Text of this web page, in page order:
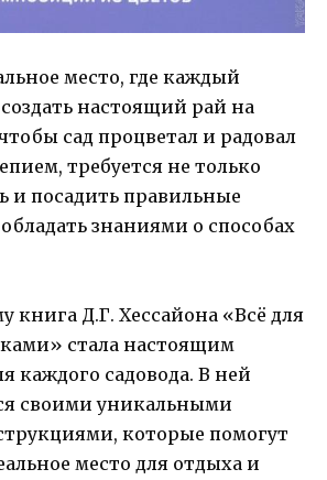
место, где каждый
настоящий рай на
сад процветал и радовал
требуется не только
и посадить правильные
знаниями о способах
книга Д.Г. Хессайона «Всё для
стала настоящим
каждого садовода. В ней
своими уникальными
которые помогут
место для отдыха и